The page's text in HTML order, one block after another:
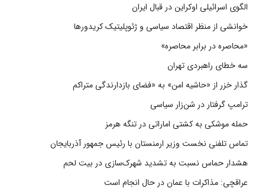
الگوی اسرائیلی اوکراین در قبال ایران
خوانشی از منظر اقتصاد سیاسی و ژئوپلیتیک کریدورها
«محاصره در برابر محاصره»
سه خطای راهبردی تهران
گذار خزر از «حاشیه امن» به «فضای بازدارندگی متراکم
ترامپ گرفتار در شن‌زار سیاسی
حمله موشکی به کشتی اماراتی در تنگه هرمز
تماس تلفنی نخست وزیر ارمنستان با رئیس جمهور آذربایجان
هشدار حماس نسبت به تشدید شهرک‌سازی در بیت‌ لحم
عراقچی: مذاکرات با عمان در حال انجام است